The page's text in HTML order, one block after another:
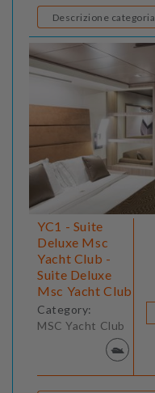
Descrizione categoria
YC1 - Suite
Deluxe Msc
Yacht Club -
Suite Deluxe
Msc Yacht Club
Category:
MSC Yacht Club